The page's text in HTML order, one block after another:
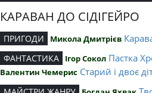
КАРАВАН ДО СІДІГЕЙРО
ПРИГОДИ Микола Дмитрієв
ФАНТАСТИКА Ігор Сокол Пастка
Валентин Чемерис Старий і двоє